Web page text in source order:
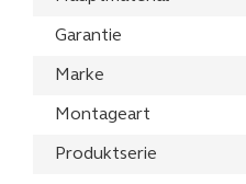
Garantie
Marke
Montageart
Produktserie